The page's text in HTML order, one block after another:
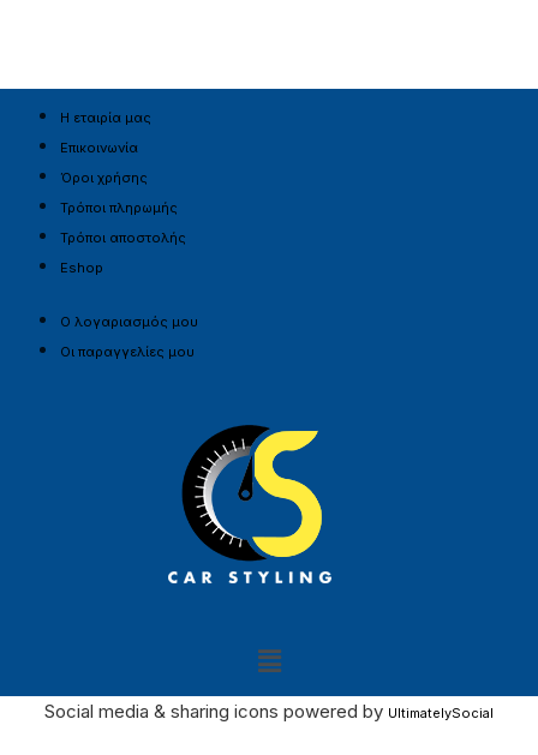
Η εταιρία μας
Επικοινωνία
Όροι χρήσης
Τρόποι πληρωμής
Τρόποι αποστολής
Eshop
Ο λογαριασμός μου
Οι παραγγελίες μου
Social media & sharing icons powered by UltimatelySocial